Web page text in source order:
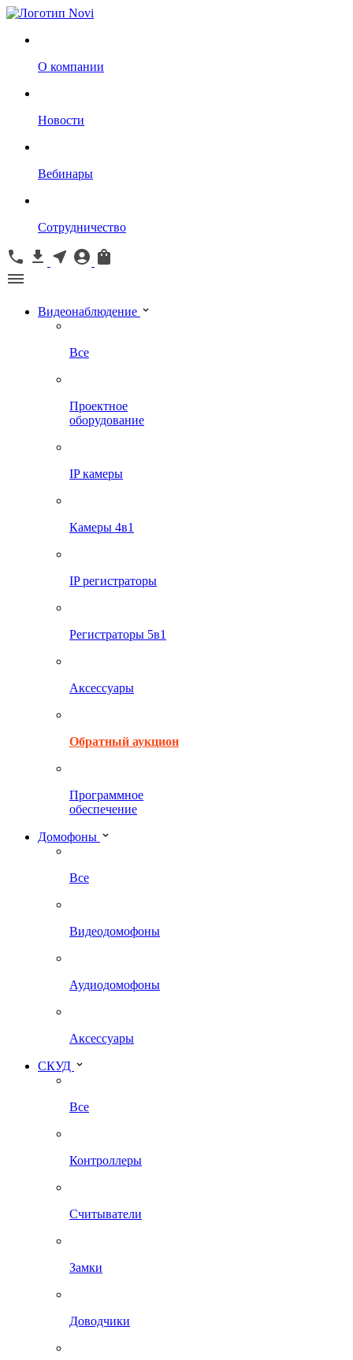
О компании
Новости
Вебинары
Сотрудничество
Видеонаблюдение
Все
Проектное
оборудование
IP камеры
Камеры 4в1
IP регистраторы
Регистраторы 5в1
Аксессуары
Обратный аукцион
Программное
обеспечение
Домофоны
Все
Видеодомофоны
Аудиодомофоны
Аксессуары
СКУД
Все
Контроллеры
Считыватели
Замки
Доводчики